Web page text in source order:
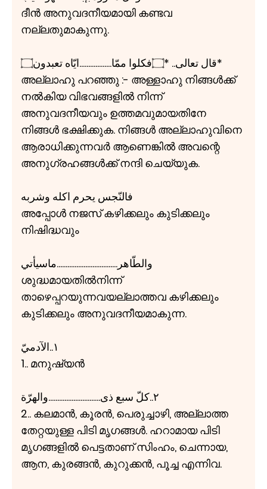
ദീൻ അനുവദനീയമായി കണ്ടവ
നല്ലതുമാകുന്നു.
قال تعالی.. *۝فكلوا ممّا..................ايّاه تعبدون۝*
അല്ലാഹു പറഞ്ഞു :- അള്ളാഹു നിങ്ങൾക്ക്
നൽകിയ വിഭവങ്ങളിൽ നിന്ന്
അനുവദനീയവും ഉത്തമവുമായതിനേ
നിങ്ങൾ ഭക്ഷിക്കുക. നിങ്ങൾ അല്ലാഹുവിനെ
ആരാധിക്കുന്നവർ ആണെങ്കിൽ അവന്റെ
അനുഗ്രഹങ്ങൾക്ക് നന്ദി ചെയ്യുക.
فالنّجس يحرم اكله وشربه
അപ്പോൾ നജസ് കഴിക്കലും കുടിക്കലും
നിഷിദ്ധവും
والطّاهر..................................ماسيأتي
ശുദ്ധമായതിൽനിന്ന്
താഴെപ്പറയുന്നവയല്ലാത്തവ കഴിക്കലും
കുടിക്കലും അനുവദനീയമാകുന്ന.
١..الآدميّ
1.. മനുഷ്യൻ
٢..كلّ سبع ذی.............................والهرّة
2.. കലമാൻ, കൂരൻ, പെരുച്ചാഴി, അല്ലാത്ത
തേറ്റയുള്ള പിടി മൃഗങ്ങൾ. ഹറാമായ പിടി
മൃഗങ്ങളിൽ പെട്ടതാണ് സിംഹം, ചെന്നായ,
ആന, കുരങ്ങൻ, കുറുക്കൻ, പൂച്ച എന്നിവ.